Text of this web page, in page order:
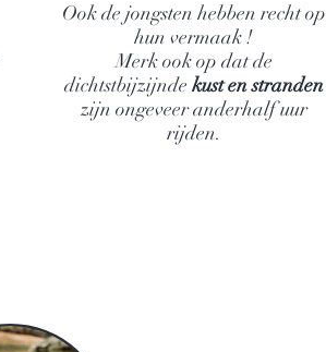
Ook de jongsten hebben recht op
hun vermaak!
Merk ook op dat de
dichtstbijzijnde kust en stranden
zijn ongeveer anderhalf uur
rijden.